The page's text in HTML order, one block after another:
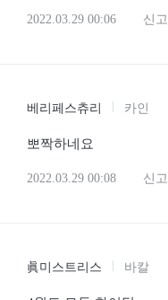
2022.03.29 00:06 신고
베리페스츄리 카인
뽀짝하네요
2022.03.29 00:08 신고
眞미스트리스 바칼